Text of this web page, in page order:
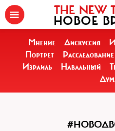
THE NEW
НОВОЕ
Мнение Дискуссия
Портрет
Расследование
Израиль
Навальный